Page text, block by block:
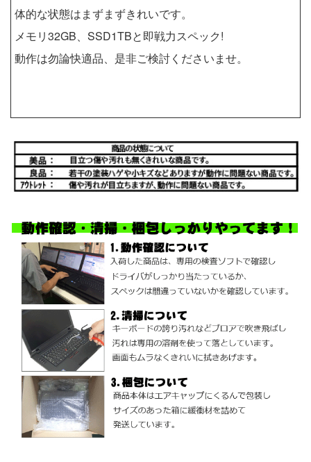
体的な状態はまずまずきれいです。
メモリ32GB、SSD1TBと即戦力スペック!
動作は勿論快適品、是非ご検討くださいませ。